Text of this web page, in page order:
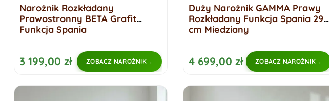
Narożnik Rozkładany
Prawostronny BETA Grafit
Funkcja Spania
3 199,00 zł ZOBACZ NAROŻNIK
Duży Narożnik GAMMA Prawy
Rozkładany Funkcja Spania 299
cm Miedziany
4 699,00 zł ZOBACZ NAROŻNIK